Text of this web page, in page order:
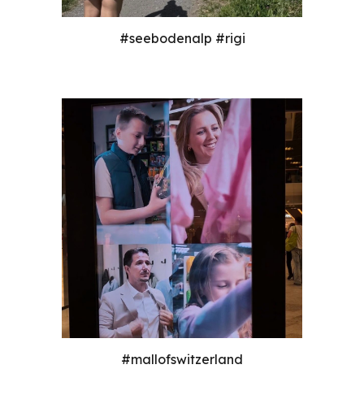
#seebodenalp #rigi
#mallofswitzerland